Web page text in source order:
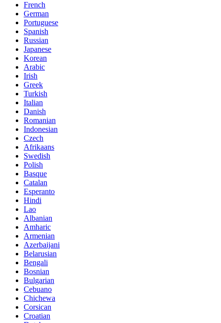
French
German
Portuguese
Spanish
Russian
Japanese
Korean
Arabic
Irish
Greek
Turkish
Italian
Danish
Romanian
Indonesian
Czech
Afrikaans
Swedish
Polish
Basque
Catalan
Esperanto
Hindi
Lao
Albanian
Amharic
Armenian
Azerbaijani
Belarusian
Bengali
Bosnian
Bulgarian
Cebuano
Chichewa
Corsican
Croatian